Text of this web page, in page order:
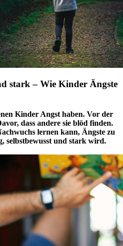
stark – Wie Kinder Ängste
Kinder Angst haben. Vor der
dass andere sie blöd finden.
lernen kann, Ängste zu
selbstbewusst und stark wird.